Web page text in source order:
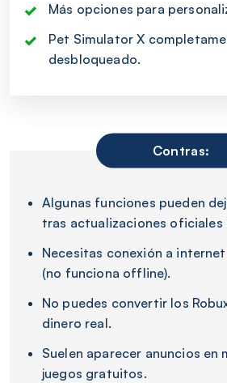
Más opciones para
Pet Simulator X
desbloqueado.
Contras:
Algunas funciones pueden
tras actualizaciones oficiales
Necesitas conexión a
(no funciona offline).
No puedes convertir los
dinero real.
Suelen aparecer anuncios en
juegos gratuitos.